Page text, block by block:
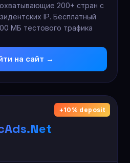
200+ стран с
IP. Бесплатный
МБ тестового трафика
на сайт →
+10% deposit